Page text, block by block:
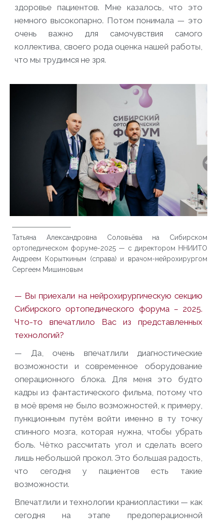
здоровье пациентов. Мне казалось, что это
немного высокопарно. Потом понимала — это
очень важно для самочувствия самого
коллектива, своего рода оценка нашей работы,
что мы трудимся не зря.
Татьяна Александровна Соловьёва на Сибирском
ортопедическом форуме-2025 — с директором ННИИТО
Андреем Корыткиным (справа) и врачом-нейрохирургом
Сергеем Мишиновым
— Вы приехали на нейрохирургическую секцию
Сибирского ортопедического форума – 2025.
Что-то впечатлило Вас из представленных
технологий?
— Да, очень впечатлили диагностические
возможности и современное оборудование
операционного блока. Для меня это будто
кадры из фантастического фильма, потому что
в моё время не было возможностей, к примеру,
пункционным путём войти именно в ту точку
спинного мозга, которая нужна, чтобы убрать
боль. Чётко рассчитать угол и сделать всего
лишь небольшой прокол. Это большая радость,
что сегодня у пациентов есть такие
возможности.
Впечатлили и технологии краниопластики — как
сегодня на этапе предоперационной